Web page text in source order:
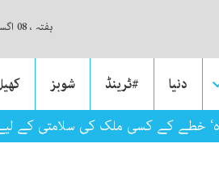
ہفتہ ، 08 اگست ، 2026
دنیا #ٹرینڈ شوبز
خطے کے کسی ملک کی سلامتی کے